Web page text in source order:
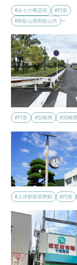
#みその商店街
#円形
#和歌山県和歌山市 …
#円形 #宮崎県
#宮崎
#上伊那郡辰野町 #円形